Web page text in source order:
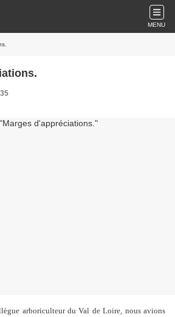
MENU
arboriculteur du Val de Loire, nous avions